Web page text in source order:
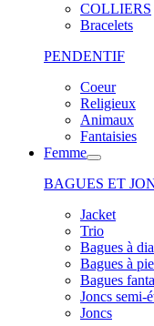
COLLIERS
Bracelets
PENDENTIF
Coeur
Religieux
Animaux
Fantaisies
Femme
BAGUES ET
Jacket
Trio
Bagues à
Bagues à
Bagues
Joncs semi-
Joncs